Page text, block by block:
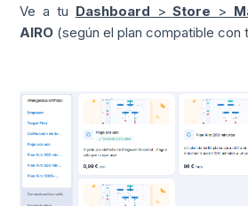
Ve a tu Dashboard >Store >
AIRO (según el plan compatible con